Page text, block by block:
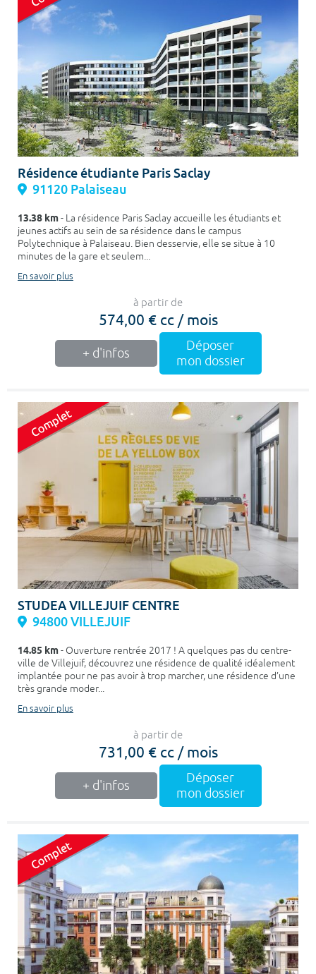
Résidence étudiante Paris Saclay
91120 Palaiseau
13.38 km- La résidence Paris Saclay accueille les étudiants et
jeunes actifs au sein de sa résidence dans le campus
Polytechnique à Palaiseau. Bien desservie, elle se situe à 10
minutes de la gare et seulem...
En savoir plus
à partir de
574,00 € cc / mois
+ d'infos
Déposer
mon dossier
STUDEA VILLEJUIF CENTRE
94800 VILLEJUIF
14.85 km- Ouverture rentrée 2017 ! A quelques pas du centre-
ville de Villejuif, découvrez une résidence de qualité idéalement
implantée pour ne pas avoir à trop marcher, une résidence d’une
très grande moder...
En savoir plus
à partir de
731,00 € cc / mois
+ d'infos
Déposer
mon dossier